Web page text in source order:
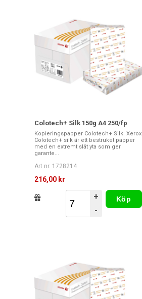
Colotech+ Silk 150g A4 250/fp
Kopieringspapper Colotech+ Silk. Xerox
Colotech+ silk är ett bestruket papper
med en extremt slät yta som ger
garante...
Art nr. 1728214
216,00 kr
+
-
Köp